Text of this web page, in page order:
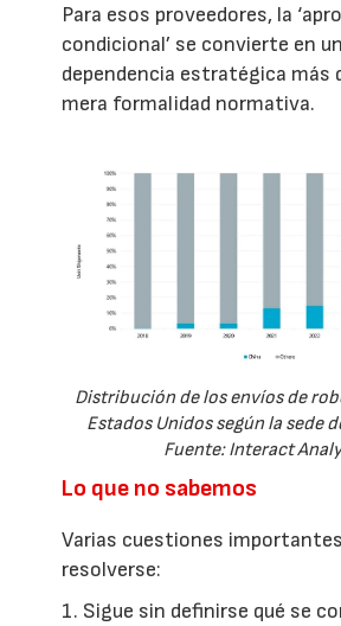
Para esos proveedores, la
condicional’ se convierte en
dependencia estratégica más
mera formalidad normativa.
Distribución de los envíos de
Estados Unidos según la sede
Fuente: Interact
Lo que no sabemos
Varias cuestiones
resolverse:
1. Sigue sin definirse qué se